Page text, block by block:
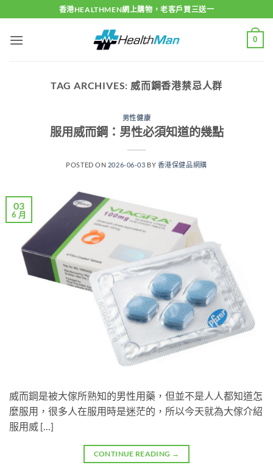
to
content
香港HEALTHMEN網上購物，老客戶買三送一
0
TAG ARCHIVES: 威而鋼香港禁忌人群
男性健康
服用威而鋼：男性必須知道的幾點
POSTED ON 2026-06-03 BY 香港保健品網購
03
6 月
威而鋼是被大傢所熟知的男性用藥，但並不是人人都知道怎
麼服用，很多人在服用時是迷茫的，所以今天就為大傢介紹
服用威 […]
CONTINUE READING →